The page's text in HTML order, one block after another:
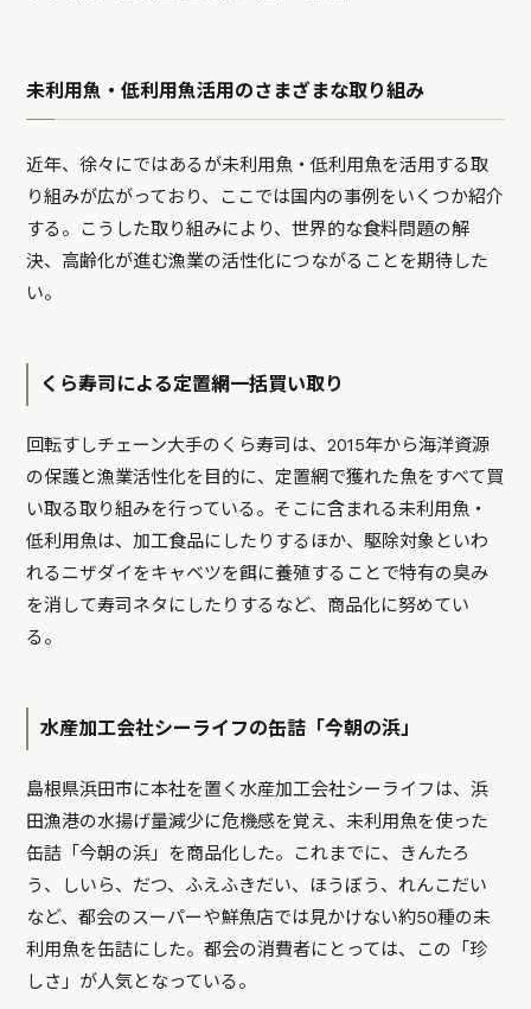
未利用魚・低利用魚活用のさまざまな取り組み
近年、徐々にではあるが未利用魚・低利用魚を活用する取
り組みが広がっており、ここでは国内の事例をいくつか紹介
する。こうした取り組みにより、世界的な食料問題の解
決、高齢化が進む漁業の活性化につながることを期待した
い。
くら寿司による定置網一括買い取り
回転すしチェーン大手のくら寿司は、2015年から海洋資源
の保護と漁業活性化を目的に、定置網で獲れた魚をすべて買
い取る取り組みを行っている。そこに含まれる未利用魚・
低利用魚は、加工食品にしたりするほか、駆除対象といわ
れるニザダイをキャベツを餌に養殖することで特有の臭み
を消して寿司ネタにしたりするなど、商品化に努めてい
る。
水産加工会社シーライフの缶詰「今朝の浜」
島根県浜田市に本社を置く水産加工会社シーライフは、浜
田漁港の水揚げ量減少に危機感を覚え、未利用魚を使った
缶詰「今朝の浜」を商品化した。これまでに、きんたろ
う、しいら、だつ、ふえふきだい、ほうぼう、れんこだい
など、都会のスーパーや鮮魚店では見かけない約50種の未
利用魚を缶詰にした。都会の消費者にとっては、この「珍
しさ」が人気となっている。